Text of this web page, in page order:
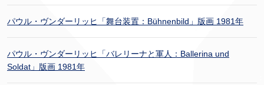
パウル・ヴンダーリッヒ「舞台装置：Bühnenbild」版画 1981年
パウル・ヴンダーリッヒ「バレリーナと軍人：Ballerina und
Soldat」版画 1981年